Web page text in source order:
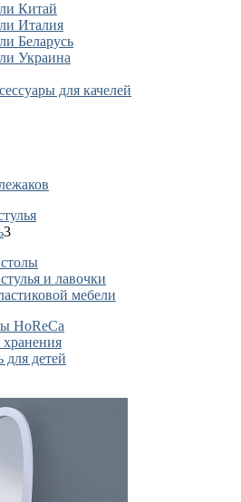
Китай
Италия
Беларусь
Украина
для качелей
3
и лавочки
мебели
HoReCa
хранения
для детей